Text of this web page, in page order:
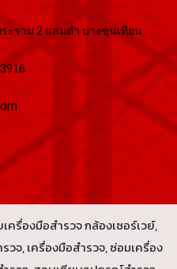
ะราม 2 แสมดำ บางขุนเทียน
ครื่องมือสำรวจ กล้องเซอร์เวย์,
จ, เครื่องมือสำรวจ, ซ่อมเครื่อง